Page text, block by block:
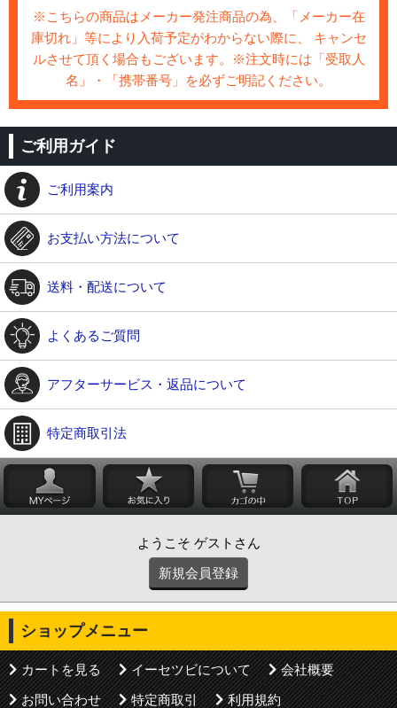
※こちらの商品はメーカー発注商品の為、「メーカー在
庫切れ」等により入荷予定がわからない際に、 キャンセ
ルさせて頂く場合もございます。※注文時には「受取人
名」・「携帯番号」を必ずご明記ください。
ご利用ガイド
ご利用案内
お支払い方法について
送料・配送について
よくあるご質問
アフターサービス・返品について
特定商取引法
ようこそ ゲストさん
新規会員登録
ショップメニュー
カートを見る イーセツビについて
会社概要
お問い合わせ
特定商取引 利用規約